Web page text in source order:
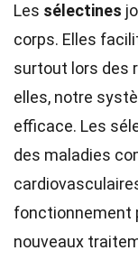
Les sélectines
corps. Elles
surtout lors des
elles, notre
efficace. Les
des maladies
fonctionnement
nouveaux